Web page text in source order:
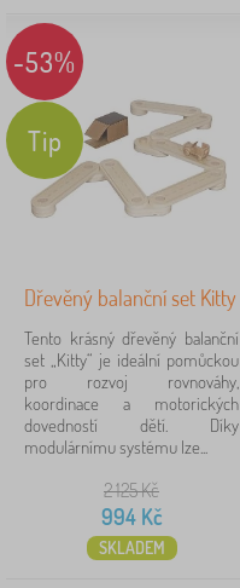
-53%
Tip
Dřevěný balanční set Kitty
Tento krásný dřevěný balanční
set „Kitty“ je ideální pomůckou
pro rozvoj rovnováhy,
koordinace a motorických
dovedností dětí. Díky
modulárnímu systému lze...
2 125Kč
994Kč
SKLADEM